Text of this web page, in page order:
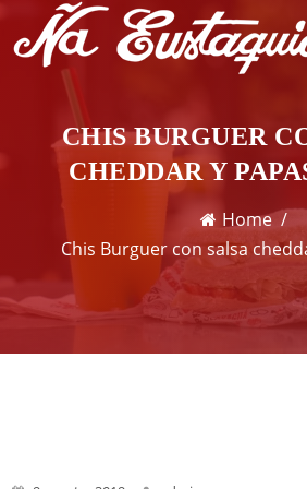
CHIS BURGUER
CHEDDAR Y
Home
Chis Burguer con salsa